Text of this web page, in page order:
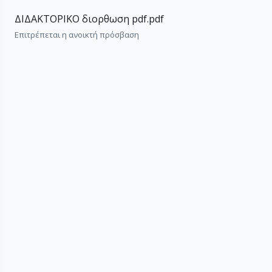
ΔΙΔΑΚΤΟΡΙΚΟ διορθωση pdf.pdf
Επιτρέπεται η ανοικτή πρόσβαση